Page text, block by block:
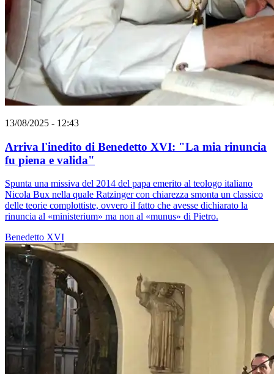
13/08/2025 - 12:43
Arriva l'inedito di Benedetto XVI: "La mia rinuncia
fu piena e valida"
Spunta una missiva del 2014 del papa emerito al teologo italiano
Nicola Bux nella quale Ratzinger con chiarezza smonta un classico
delle teorie complottiste, ovvero il fatto che avesse dichiarato la
rinuncia al «ministerium» ma non al «munus» di Pietro.
Benedetto XVI